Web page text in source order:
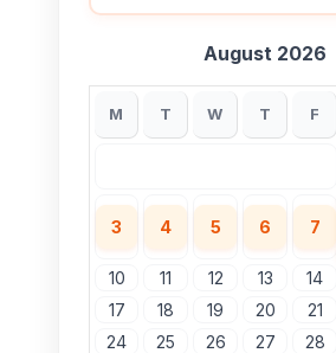
August 2026
M T W T F
3 4 5 6 7
10 11 12 13 14
17
18 19 20 21
24
25 26 27 28